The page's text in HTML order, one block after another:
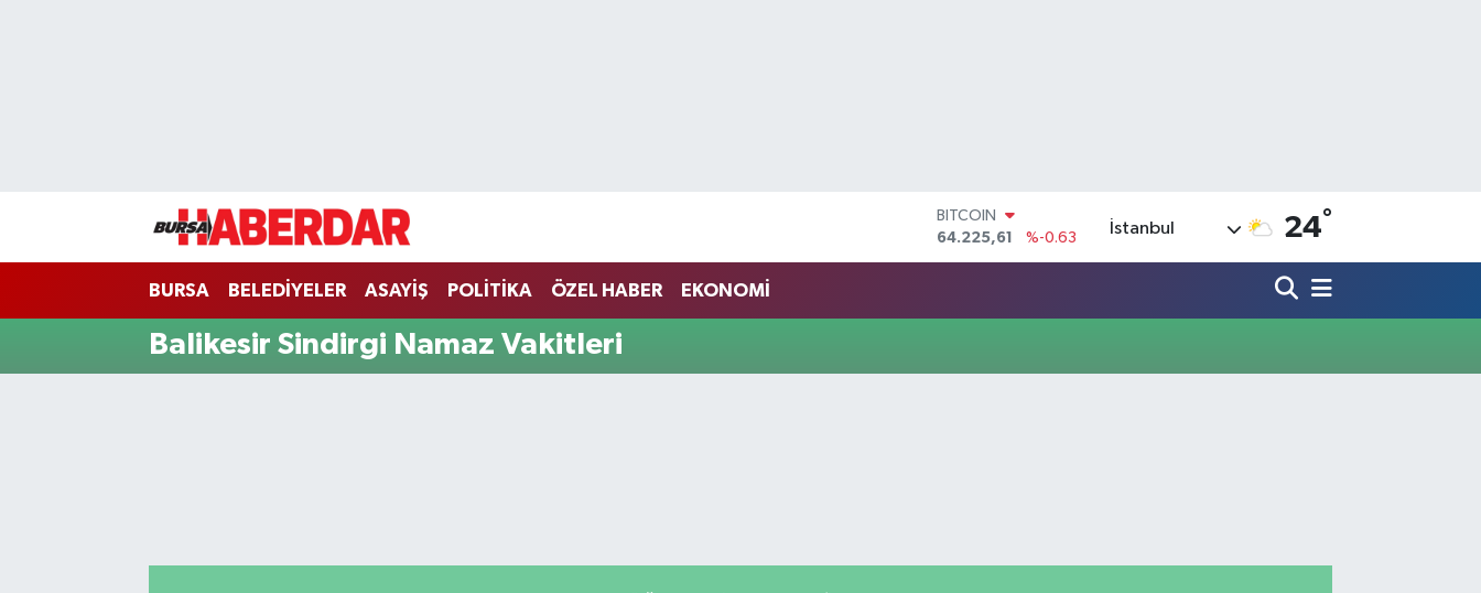
BITCOIN
64.225,61
%-0.63
DOLAR
64,2463
%0.07
İstanbul 24°
BURSA BELEDİYELER ASAYİŞ POLİTİKA ÖZEL HABER EKONOMİ
Balikesir Sindirgi Namaz Vakitleri
Tüm Manşetler